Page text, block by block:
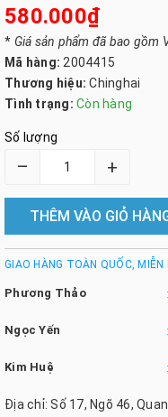
580.000₫
* Giá sản phẩm đã bao gồm
Mã hàng: 2004415
Thương hiệu: Chinghai
Tình trạng: Còn hàng
Số lượng
– +
THÊM VÀO GIỎ
GIAO HÀNG TOÀN QUỐC, MIỄN
Phương Thảo :
Ngọc Yến :
Kim Huệ :
Địa chỉ: Số 17, Ngõ 46,